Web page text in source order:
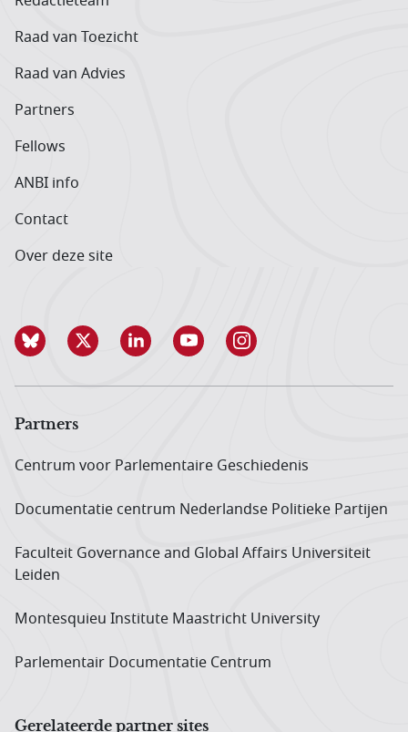
Raad van Toezicht
Raad van Advies
Partners
Fellows
ANBI info
Contact
Over deze site
Partners
Centrum voor Parlementaire Geschiedenis
Documentatie centrum Neder­landse Politieke Partijen
Faculteit Governance and Global Affairs Universiteit
Leiden
Montesquieu Institute Maastricht University
Parlementair Documentatie Centrum
Gerelateerde partner sites